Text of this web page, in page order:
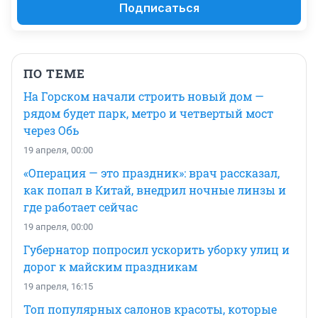
Подписаться
ПО ТЕМЕ
На Горском начали строить новый дом —
рядом будет парк, метро и четвертый мост
через Обь
19 апреля, 00:00
«Операция — это праздник»: врач рассказал,
как попал в Китай, внедрил ночные линзы и
где работает сейчас
19 апреля, 00:00
Губернатор попросил ускорить уборку улиц и
дорог к майским праздникам
19 апреля, 16:15
Топ популярных салонов красоты, которые